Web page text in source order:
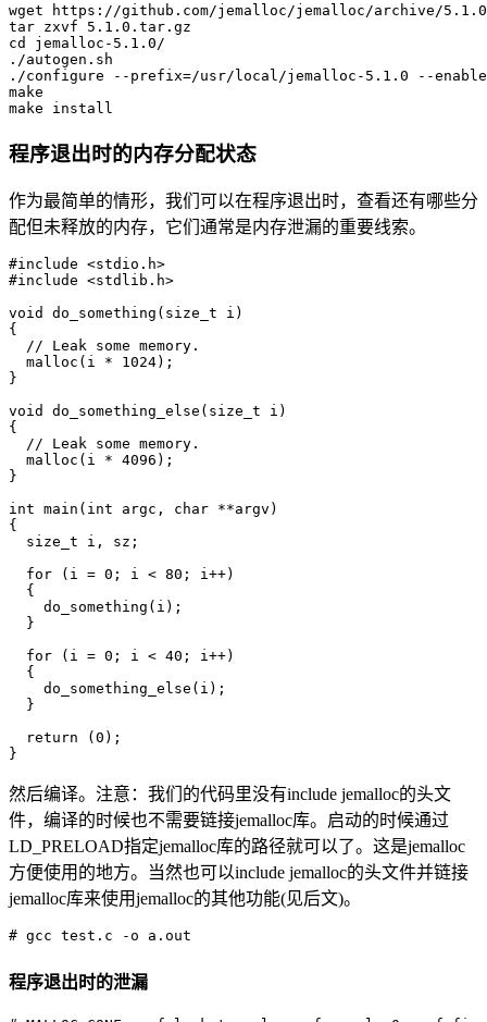
wget https://github.com/jemalloc/jemalloc/archive/
tar zxvf 5.1.0.tar.gz
cd jemalloc-5.1.0/
./autogen.sh
./configure --prefix=/usr/local/jemalloc-5.1.0 --
make
程序退出时的内存分配状态
作为最简单的情形，我们可以在程序退出时，查看还有哪些分
配但未释放的内存，它们通常是内存泄漏的重要线索。
#include <stdio.h>
#include <stdlib.h>
void do_something(size_t i)
{
  // Leak some memory.
  malloc(i * 1024);
}
void do_something_else(size_t i)
{
  // Leak some memory.
  malloc(i * 4096);
}
int main(int argc, char **argv)
{
  size_t i, sz;
  for (i = 0; i < 80; i++)
  {
    do_something(i);
  }
  for (i = 0; i < 40; i++)
  {
    do_something_else(i);
  }
  return (0);
然后编译。注意：我们的代码里没有include jemalloc的头文
件，编译的时候也不需要链接jemalloc库。启动的时候通过
LD_PRELOAD指定jemalloc库的路径就可以了。这是jemalloc
方便使用的地方。当然也可以include jemalloc的头文件并链接
jemalloc库来使用jemalloc的其他功能(见后文)。
程序退出时的泄漏